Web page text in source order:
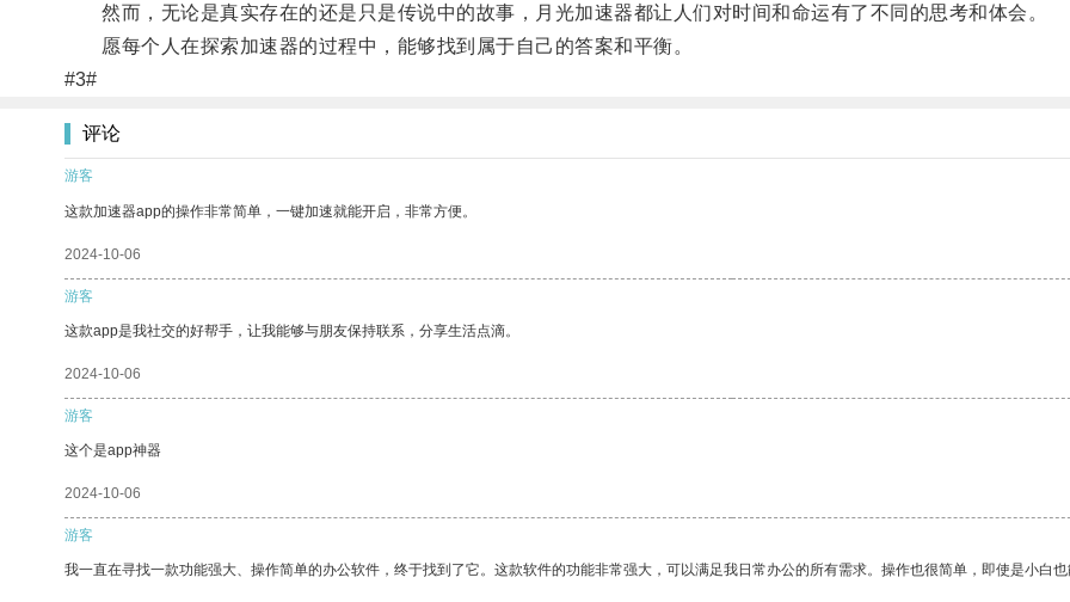
然而，无论是真实存在的还是只是传说中的故事，月光加速器都让人们对时间和命运有了不同的思考和体会。
愿每个人在探索加速器的过程中，能够找到属于自己的答案和平衡。
#3#
评论
游客
这款加速器app的操作非常简单，一键加速就能开启，非常方便。
2024-10-06
游客
这款app是我社交的好帮手，让我能够与朋友保持联系，分享生活点滴。
2024-10-06
游客
这个是app神器
2024-10-06
游客
我一直在寻找一款功能强大、操作简单的办公软件，终于找到了它。这款软件的功能非常强大，可以满足我日常办公的所有需求。操作也很简单，即使是小白也